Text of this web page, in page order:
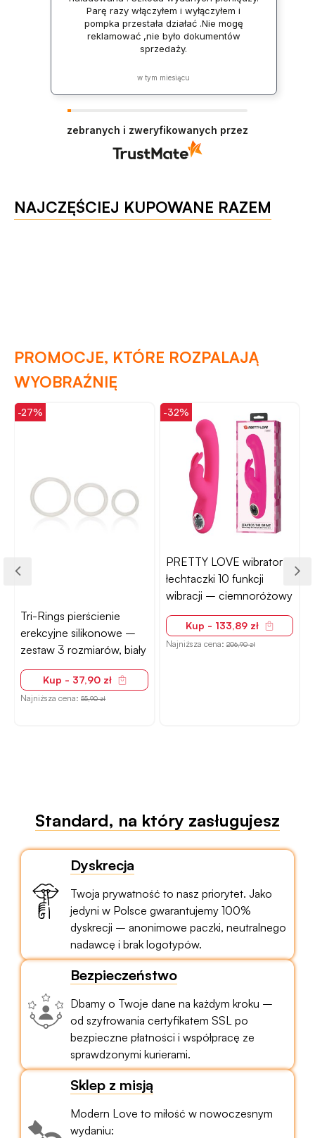
Parę razy włączyłem i wyłączyłem i
pompka przestała działać .Nie mogę
reklamować ,nie było dokumentów
sprzedaży.
w tym miesiącu
zebranych i zweryfikowanych przez
NAJCZĘŚCIEJ KUPOWANE RAZEM
PROMOCJE, KTÓRE ROZPALAJĄ
WYOBRAŹNIĘ
-27%
Tri-Rings pierścienie
erekcyjne silikonowe –
zestaw 3 rozmiarów, biały
Kup - 37,90 zł
Najniższa cena:55,90 zł
-32%
PRETTY LOVE wibrator
łechtaczki 10 funkcji
wibracji – ciemnoróżowy
Kup - 133,89 zł
Najniższa cena:206,90 zł
Standard, na który zasługujesz
Dyskrecja
Twoja prywatność to nasz priorytet. Jako
jedyni w Polsce gwarantujemy 100%
dyskrecji – anonimowe paczki, neutralnego
nadawcę i brak logotypów.
Bezpieczeństwo
Dbamy o Twoje dane na każdym kroku –
od szyfrowania certyfikatem SSL po
bezpieczne płatności i współpracę ze
sprawdzonymi kurierami.
Sklep z misją
Modern Love to miłość w nowoczesnym
wydaniu: